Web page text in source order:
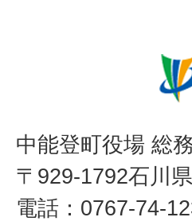
中能登町役場 総
〒929-1792石川
電話：0767-74-